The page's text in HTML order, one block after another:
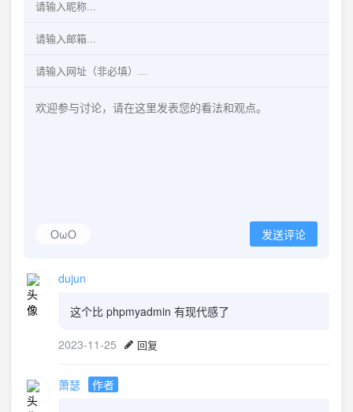
OωO 发送评论
dujun
这个比 phpmyadmin 有现代感了
2023-11-25 回复
萧瑟 作者